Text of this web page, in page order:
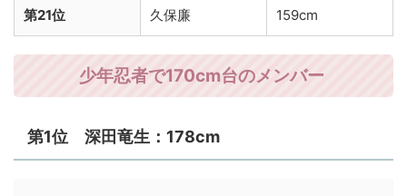
第21位 久保廉 159cm
少年忍者で170cm台のメンバー
第1位 深田竜生：178cm